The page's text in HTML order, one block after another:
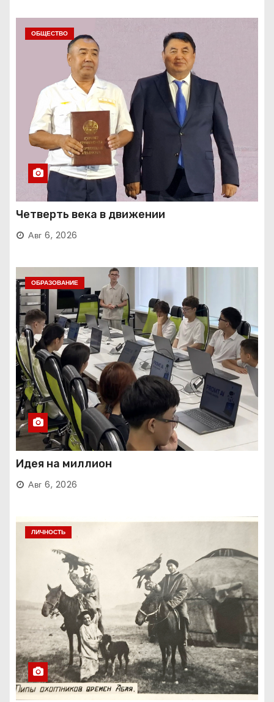
ОБЩЕСТВО
Четверть века в движении
Авг 6, 2026
ОБРАЗОВАНИЕ
Идея на миллион
Авг 6, 2026
ЛИЧНОСТЬ